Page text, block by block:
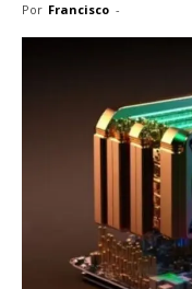
Por Francisco -